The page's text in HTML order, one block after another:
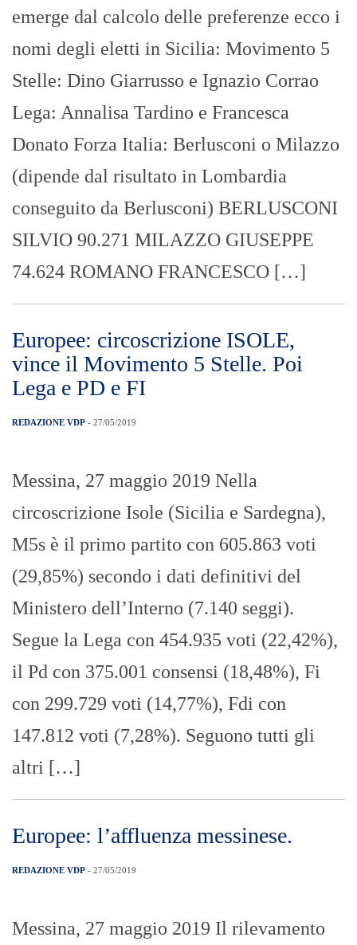
emerge dal calcolo delle preferenze ecco i
nomi degli eletti in Sicilia: Movimento 5
Stelle: Dino Giarrusso e Ignazio Corrao
Lega: Annalisa Tardino e Francesca
Donato Forza Italia: Berlusconi o Milazzo
(dipende dal risultato in Lombardia
conseguito da Berlusconi) BERLUSCONI
SILVIO 90.271 MILAZZO GIUSEPPE
74.624 ROMANO FRANCESCO […]
Europee: circoscrizione ISOLE,
vince il Movimento 5 Stelle. Poi
Lega e PD e FI
REDAZIONE VDP - 27/05/2019
Messina, 27 maggio 2019 Nella
circoscrizione Isole (Sicilia e Sardegna),
M5s è il primo partito con 605.863 voti
(29,85%) secondo i dati definitivi del
Ministero dell’Interno (7.140 seggi).
Segue la Lega con 454.935 voti (22,42%),
il Pd con 375.001 consensi (18,48%), Fi
con 299.729 voti (14,77%), Fdi con
147.812 voti (7,28%). Seguono tutti gli
altri […]
Europee: l’affluenza messinese.
REDAZIONE VDP - 27/05/2019
Messina, 27 maggio 2019 Il rilevamento